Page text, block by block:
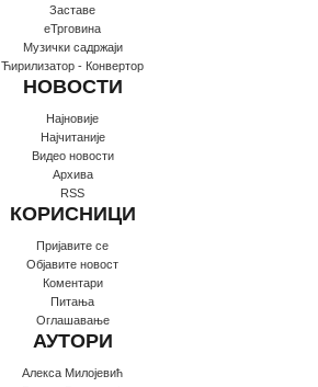
Заставе
еТрговина
Музички садржаји
Ћирилизатор - Конвертор
НОВОСТИ
Најновије
Најчитаније
Видео новости
Архива
RSS
КОРИСНИЦИ
Пријавите се
Oбјавите новост
Коментари
Питања
Оглашавање
АУТОРИ
Алекса Милојевић